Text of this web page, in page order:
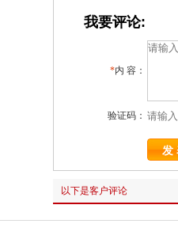
我要评论:
*内 容：
验证码：
以下是客户评论